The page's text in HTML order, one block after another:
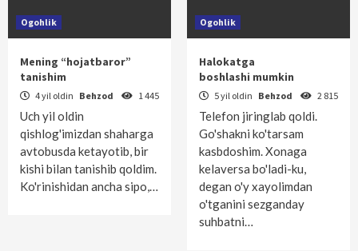
Ogohlik
Mening “hojatbaror”
tanishim
4 yil oldin Behzod 1 445
Uch yil oldin
qishlog'imizdan shaharga
avtobusda ketayotib, bir
kishi bilan tanishib qoldim.
Ko'rinishidan ancha sipo,…
Ogohlik
Halokatga
boshlashi mumkin
5 yil oldin Behzod 2 815
Telefon jiringlab qoldi.
Go'shakni ko'tarsam
kasbdoshim. Xonaga
kelaversa bo'ladi-ku,
degan o'y xayolimdan
o'tganini sezganday
suhbatni…